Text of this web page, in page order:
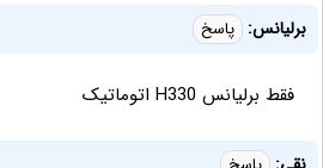
برلیانس: پاسخ
فقط برلیانس H330 اتوماتیک